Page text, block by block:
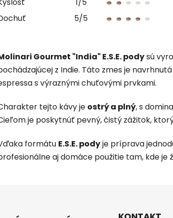
1/5
5/5
Gourmet "India" E.S.E. podysú
z Indie. Táto zmes je
s výraznými chuťovými prvkami.
tejto kávy je ostrý a plný, s
je poskytnúť pevný, čistý zážitok,
formátu E.S.E. podyje príprava
aj domáce použitie tam, kde je